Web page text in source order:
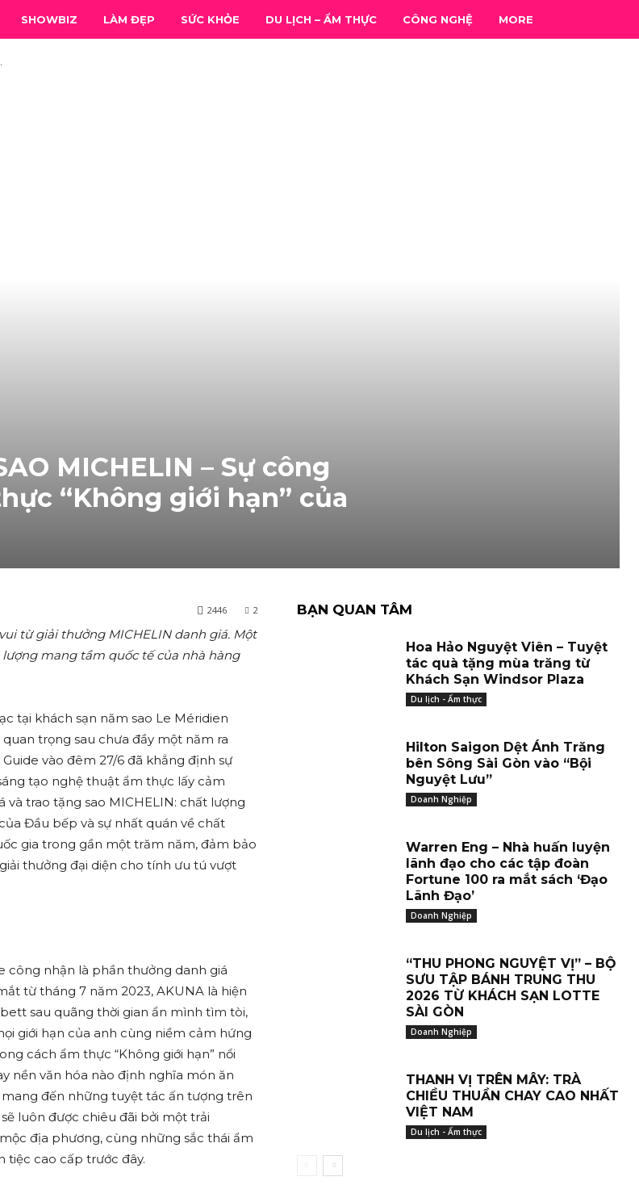
SHOWBIZ LÀM ĐẸP SỨC KHỎE DU LỊCH – ẨM THỰC CÔNG NGHỆ MORE
MICHELIN – Sự công
“Không giới hạn” của
2
2446
từ giải thưởng MICHELIN danh giá. Một
mang tầm quốc tế của nhà hàng
tại khách sạn năm sao Le Méridien
quan trọng sau chưa đầy một năm ra
vào đêm 27/6 đã khẳng định sự
tạo nghệ thuật ẩm thực lấy cảm
và trao tặng sao MICHELIN: chất lượng
Đầu bếp và sự nhất quán về chất
gia trong gần một trăm năm, đảm bảo
thưởng đại diện cho tính ưu tú vượt
công nhận là phần thưởng danh giá
từ tháng 7 năm 2023, AKUNA là hiện
sau quãng thời gian ẩn mình tìm tòi,
giới hạn của anh cùng niềm cảm hứng
cách ẩm thực “Không giới hạn” nổi
nền văn hóa nào định nghĩa món ăn
đến những tuyệt tác ấn tượng trên
luôn được chiêu đãi bởi một trải
địa phương, cùng những sắc thái ẩm
tiệc cao cấp trước đây.
BẠN QUAN TÂM
Hoa Hảo Nguyệt Viên – Tuyệt
tác quà tặng mùa trăng từ
Khách Sạn Windsor Plaza
Du lịch - Ẩm thực
Hilton Saigon Dệt Ánh Trăng
bên Sông Sài Gòn vào “Bội
Nguyệt Lưu”
Doanh Nghiệp
Warren Eng – Nhà huấn luyện
lãnh đạo cho các tập đoàn
Fortune 100 ra mắt sách ‘Đạo
Lãnh Đạo’
Doanh Nghiệp
“THU PHONG NGUYỆT VỊ” – BỘ
SƯU TẬP BÁNH TRUNG THU
2026 TỪ KHÁCH SẠN LOTTE
SÀI GÒN
Doanh Nghiệp
THANH VỊ TRÊN MÂY: TRÀ
CHIỀU THUẦN CHAY CAO NHẤT
VIỆT NAM
Du lịch - Ẩm thực